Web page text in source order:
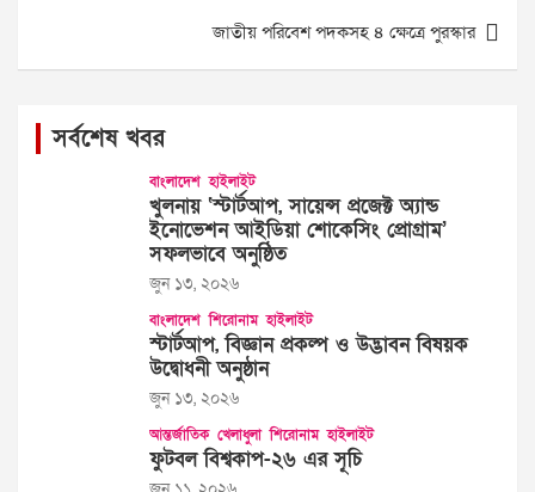
জাতীয় পরিবেশ পদকসহ ৪ ক্ষেত্রে পুরস্কার
সর্বশেষ খবর
বাংলাদেশ হাইলাইট
খুলনায় ‘স্টার্টআপ, সায়েন্স প্রজেক্ট অ্যান্ড
ইনোভেশন আইডিয়া শোকেসিং প্রোগ্রাম’
সফলভাবে অনুষ্ঠিত
জুন ১৩, ২০২৬
বাংলাদেশ শিরোনাম হাইলাইট
স্টার্টআপ, বিজ্ঞান প্রকল্প ও উদ্ভাবন বিষয়ক
উদ্বোধনী অনুষ্ঠান
জুন ১৩, ২০২৬
আন্তর্জাতিক খেলাধুলা শিরোনাম হাইলাইট
ফুটবল বিশ্বকাপ-২৬ এর সূচি